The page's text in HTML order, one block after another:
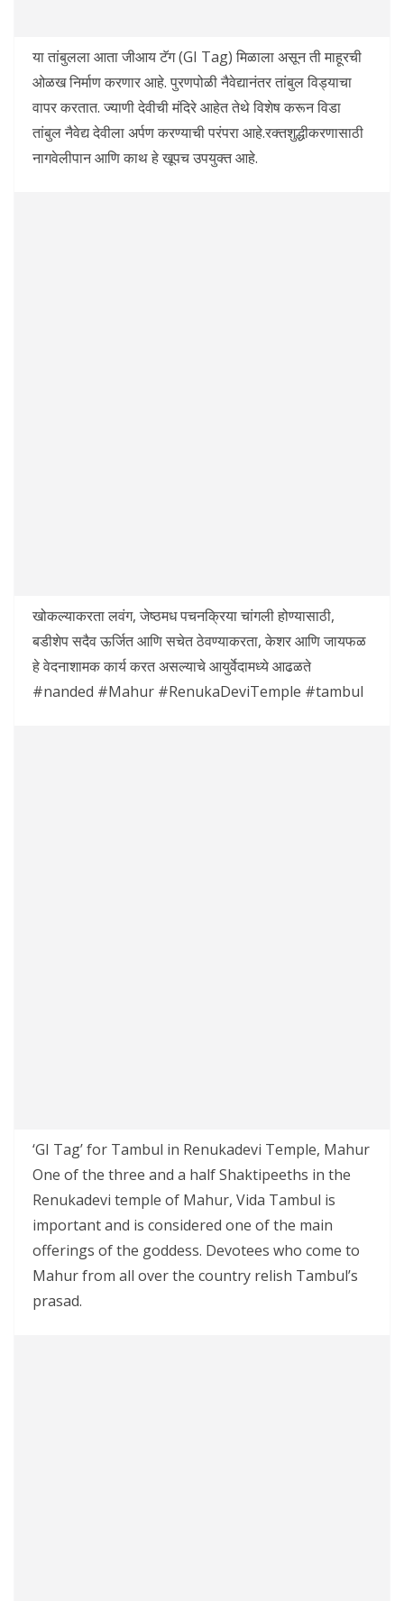
या तांबुलला आता जीआय टॅग (GI Tag) मिळाला असून ती माहूरची
ओळख निर्माण करणार आहे. पुरणपोळी नैवेद्यानंतर तांबुल विड्याचा
वापर करतात. ज्याणी देवीची मंदिरे आहेत तेथे विशेष करून विडा
तांबुल नैवेद्य देवीला अर्पण करण्याची परंपरा आहे.रक्तशुद्धीकरणासाठी
नागवेलीपान आणि काथ हे खूपच उपयुक्त आहे.
खोकल्याकरता लवंग, जेष्ठमध पचनक्रिया चांगली होण्यासाठी,
बडीशेप सदैव ऊर्जित आणि सचेत ठेवण्याकरता, केशर आणि जायफळ
हे वेदनाशामक कार्य करत असल्याचे आयुर्वेदामध्ये आढळते
#nanded #Mahur #RenukaDeviTemple #tambul
‘GI Tag’ for Tambul in Renukadevi Temple, Mahur
One of the three and a half Shaktipeeths in the
Renukadevi temple of Mahur, Vida Tambul is
important and is considered one of the main
offerings of the goddess. Devotees who come to
Mahur from all over the country relish Tambul’s
prasad.